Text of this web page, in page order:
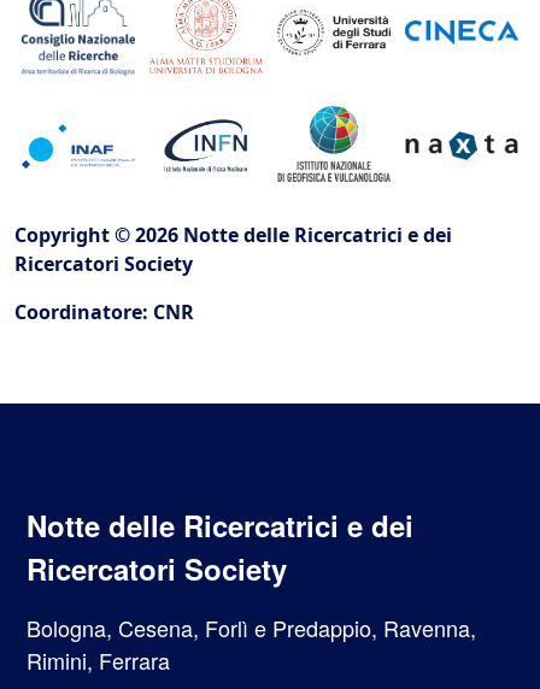
Copyright © 2026 Notte delle Ricercatrici e dei
Ricercatori Society
Coordinatore: CNR
Notte delle Ricercatrici e dei
Ricercatori Society
Bologna, Cesena, Forlì e Predappio, Ravenna,
Rimini, Ferrara